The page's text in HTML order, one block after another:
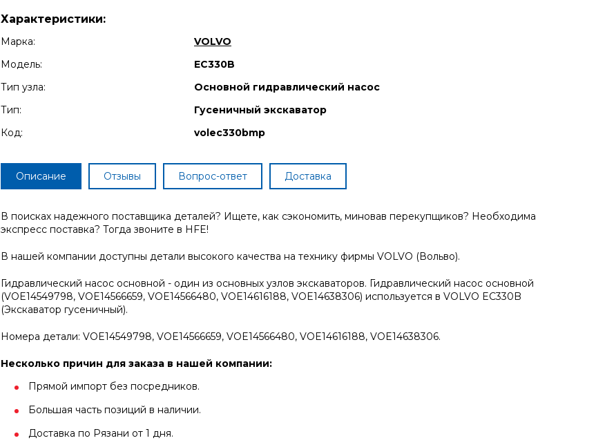
Характеристики:
Марка:
VOLVO
Модель:
EC330B
Тип узла:
Основной гидравлический насос
Тип:
Гусеничный экскаватор
Код:
volec330bmp
Описание Отзывы Вопрос-ответ Доставка
В поисках надежного поставщика деталей? Ищете, как сэкономить, миновав перекупщиков? Необходима
экспресс поставка? Тогда звоните в HFE!
В нашей компании доступны детали высокого качества на технику фирмы VOLVO (Вольво).
Гидравлический насос основной - один из основных узлов экскаваторов. Гидравлический насос основной
(VOE14549798, VOE14566659, VOE14566480, VOE14616188, VOE14638306) используется в VOLVO EC330B
(Экскаватор гусеничный).
Номера детали: VOE14549798, VOE14566659, VOE14566480, VOE14616188, VOE14638306.
Несколько причин для заказа в нашей компании:
Прямой импорт без посредников.
Большая часть позиций в наличии.
Доставка по Рязани от 1 дня.